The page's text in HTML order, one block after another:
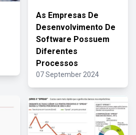
As Empresas De
Desenvolvimento De
Software Possuem
Diferentes
Processos
07 September 2024